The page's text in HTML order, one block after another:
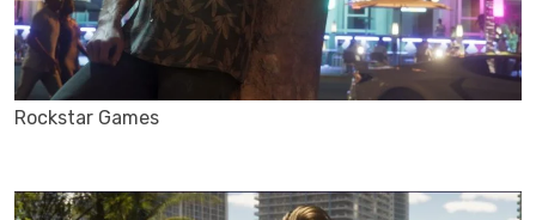
Rockstar Games